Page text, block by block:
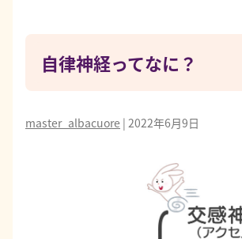
自律神経ってなに？
master_albacuore | 2022年6月9日